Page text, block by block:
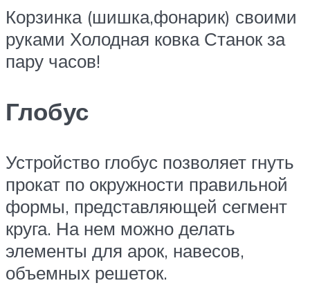
Корзинка (шишка,фонарик) своими
руками Холодная ковка Станок за
пару часов!
Глобус
Устройство глобус позволяет гнуть
прокат по окружности правильной
формы, представляющей сегмент
круга. На нем можно делать
элементы для арок, навесов,
объемных решеток.